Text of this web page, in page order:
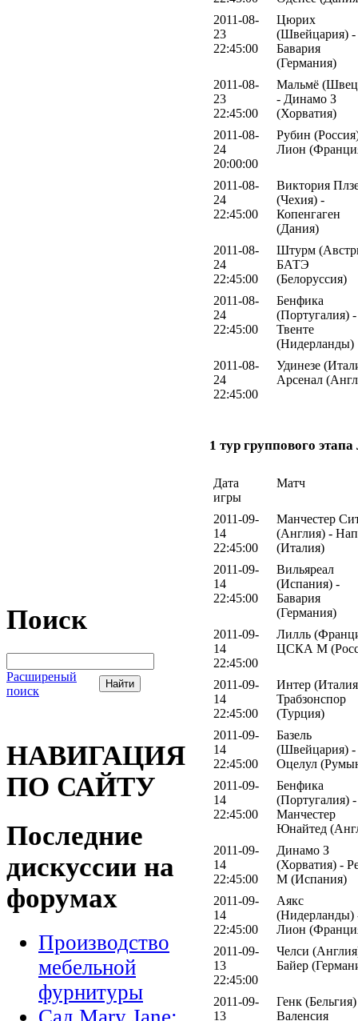
Поиск
Расширеный
поиск
НАВИГАЦИЯ
ПО САЙТУ
Последние
дискуссии на
форумах
Производство
мебельной
фурнитуры
2011-08-
23
22:45:00
Цюрих
(Швейцария) -
Бавария
(Германия)
2011-08-
23
22:45:00
Мальмё
- Динамо З
(Хорватия)
2011-08-
24
20:00:00
Рубин
Лион
2011-08-
24
22:45:00
Виктория
(Чехия) -
Копенгаген
(Дания)
2011-08-
24
22:45:00
Штурм
БАТЭ
(Белоруссия)
2011-08-
24
22:45:00
Бенфика
(Португалия) -
Твенте
(Нидерланды)
2011-08-
24
22:45:00
Удинезе
Арсенал
1 тур группового
Дата
игры
Матч
2011-09-
14
22:45:00
Манчестер
(Англия) -
(Италия)
2011-09-
14
22:45:00
Вильяреал
(Испания) -
Бавария
(Германия)
2011-09-
14
22:45:00
Лилль
ЦСКА М
2011-09-
14
22:45:00
Интер
Трабзонспор
(Турция)
2011-09-
14
22:45:00
Базель
(Швейцария) -
Оцелул
2011-09-
14
22:45:00
Бенфика
(Португалия) -
Манчестер
Юнайтед
2011-09-
14
22:45:00
Динамо З
(Хорватия) -
М (Испания)
2011-09-
14
22:45:00
Аякс
(Нидерланды)
Лион
2011-09-
13
22:45:00
Челси
Байер
2011-09-
13
Генк
Валенсия